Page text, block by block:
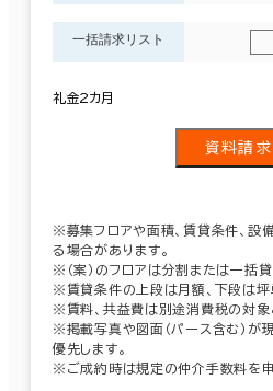
一括請求リスト
礼金2カ月
資料請求
※募集フロアや面積、賃貸条件、設
る場合があります。
※（案）のフロアは分割または一括貸
※賃貸条件の上段は月額、下段は坪
※賃料、共益費は別途消費税の対象
※掲載写真や図面（パース含む）が
優先します。
※ご成約時は規定の仲介手数料を申